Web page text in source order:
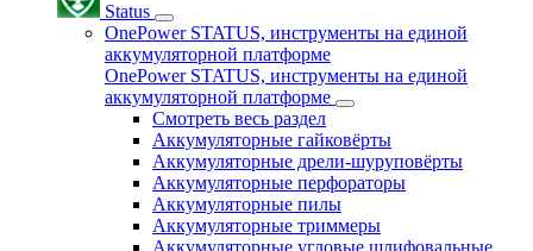
Status
OnePower STATUS, инструменты на единой
аккумуляторной платформе
OnePower STATUS, инструменты на единой
аккумуляторной платформе
Смотреть весь раздел
Аккумуляторные гайковёрты
Аккумуляторные дрели-шуруповёрты
Аккумуляторные перфораторы
Аккумуляторные пилы
Аккумуляторные триммеры
Аккумуляторные угловые шлифовальные